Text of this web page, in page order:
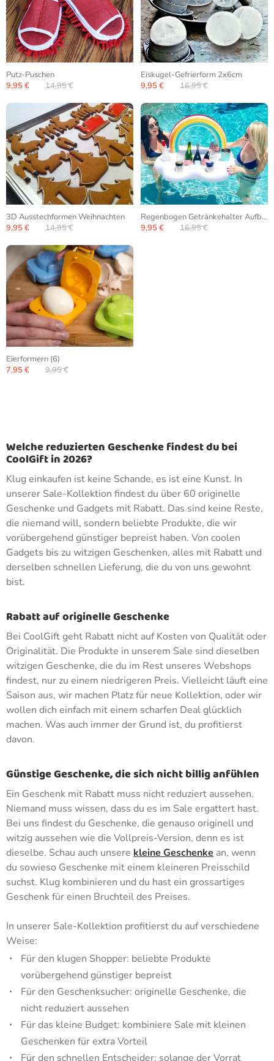
Putz-Puschen
9,95 €
14,95 €
Eiskugel-Gefrierform 2x6cm
9,95 €
16,95 €
3D Ausstechformen Weihnachten
9,95 €
14,95 €
Regenbogen Getränkehalter Aufblasbar
9,95 €
16,95 €
Eierformern (6)
7,95 €
9,95 €
Welche reduzierten Geschenke findest du bei
CoolGift in 2026?
Klug einkaufen ist keine Schande, es ist eine Kunst. In
unserer Sale-Kollektion findest du über 60 originelle
Geschenke und Gadgets mit Rabatt. Das sind keine Reste,
die niemand will, sondern beliebte Produkte, die wir
vorübergehend günstiger bepreist haben. Von coolen
Gadgets bis zu witzigen Geschenken, alles mit Rabatt und
derselben schnellen Lieferung, die du von uns gewohnt
bist.
Rabatt auf originelle Geschenke
Bei CoolGift geht Rabatt nicht auf Kosten von Qualität oder
Originalität. Die Produkte in unserem Sale sind dieselben
witzigen Geschenke, die du im Rest unseres Webshops
findest, nur zu einem niedrigeren Preis. Vielleicht läuft eine
Saison aus, wir machen Platz für neue Kollektion, oder wir
wollen dich einfach mit einem scharfen Deal glücklich
machen. Was auch immer der Grund ist, du profitierst
davon.
Günstige Geschenke, die sich nicht billig anfühlen
Ein Geschenk mit Rabatt muss nicht reduziert aussehen.
Niemand muss wissen, dass du es im Sale ergattert hast.
Bei uns findest du Geschenke, die genauso originell und
witzig aussehen wie die Vollpreis-Version, denn es ist
dieselbe. Schau auch unsere kleine Geschenke an, wenn
du sowieso Geschenke mit einem kleineren Preisschild
suchst. Klug kombinieren und du hast ein grossartiges
Geschenk für einen Bruchteil des Preises.
In unserer Sale-Kollektion profitierst du auf verschiedene
Weise:
Für den klugen Shopper: beliebte Produkte
vorübergehend günstiger bepreist
Für den Geschenksucher: originelle Geschenke, die
nicht reduziert aussehen
Für das kleine Budget: kombiniere Sale mit kleinen
Geschenken für extra Vorteil
Für den schnellen Entscheider: solange der Vorrat